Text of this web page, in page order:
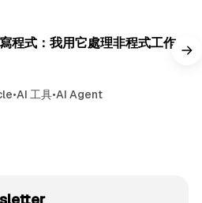
程式：我用它處理非程式工作
•AI 工具•AI Agent